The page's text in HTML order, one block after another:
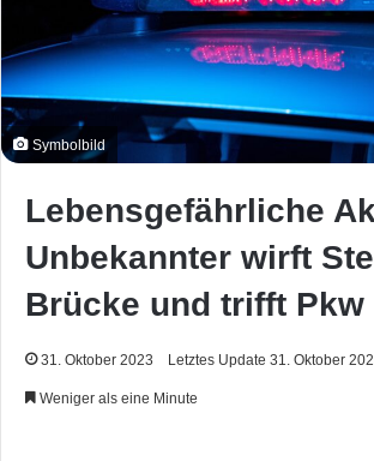
Symbolbild
Lebensgefährliche
Unbekannter wirft
Brücke und trifft Pkw
31. Oktober 2023 Letztes Update 31. Oktober
Weniger als eine Minute